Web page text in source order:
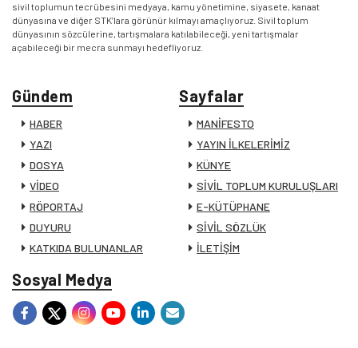
sivil toplumun tecrübesini medyaya, kamu yönetimine, siyasete, kanaat
dünyasına ve diğer STK’lara görünür kılmayı amaçlıyoruz. Sivil toplum
dünyasının sözcülerine, tartışmalara katılabileceği, yeni tartışmalar
açabileceği bir mecra sunmayı hedefliyoruz.
Gündem
HABER
YAZI
DOSYA
VİDEO
RÖPORTAJ
DUYURU
KATKIDA BULUNANLAR
Sayfalar
MANİFESTO
YAYIN İLKELERİMİZ
KÜNYE
SİVİL TOPLUM KURULUŞLARI
E-KÜTÜPHANE
SİVİL SÖZLÜK
İLETİŞİM
Sosyal Medya